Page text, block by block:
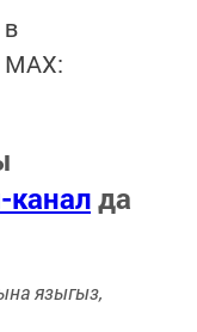
MАХ:
каналда
языгыз,